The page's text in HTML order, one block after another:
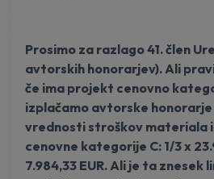
Prosimo za razlago 41. člen
avtorskih honorarjev). Ali
če ima projekt cenovno
izplačamo avtorske
vrednosti stroškov materiala
cenovne kategorije C: 1/3 x
7.984,33 EUR. Ali je ta znesek